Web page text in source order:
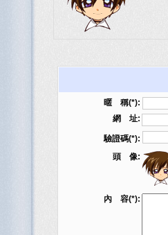
暱 稱(*):
網 址:
驗證碼(*):
頭 像:
內 容(*):